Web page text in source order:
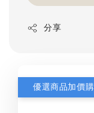
分享
優選商品加價購